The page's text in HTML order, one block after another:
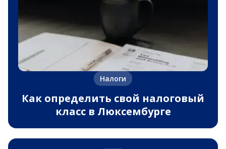
Налоги
Как определить свой налоговый
класс в Люксембурге